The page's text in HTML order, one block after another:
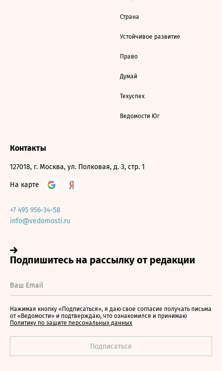
Страна
Устойчивое развитие
Право
Думай
Техуспех
Ведомости Юг
Контакты
127018, г. Москва, ул. Полковая, д. 3, стр. 1
На карте
+7 495 956-34-58
info@vedomosti.ru
Нажимая кнопку «Подписаться», я даю свое согласие получать письма
от «Ведомости» и подтверждаю, что ознакомился и принимаю
Политику по защите персональных данных